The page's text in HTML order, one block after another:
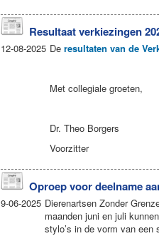
Resultaat verkiezingen
De resultaten van de
Met collegiale groeten,
Dr. Theo Borgers
Voorzitter
12-08-2025
Oproep voor deelname
Dierenartsen Zonder
maanden juni en juli
stylo’s in de vorm van
9-06-2025